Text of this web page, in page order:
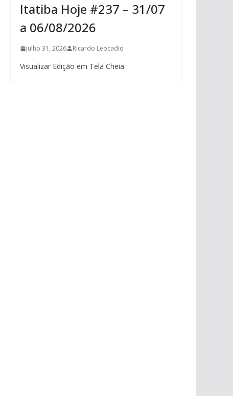
Itatiba Hoje #237 – 31/07
a 06/08/2026
julho 31, 2026 Ricardo Leocadio
Visualizar Edição em Tela Cheia